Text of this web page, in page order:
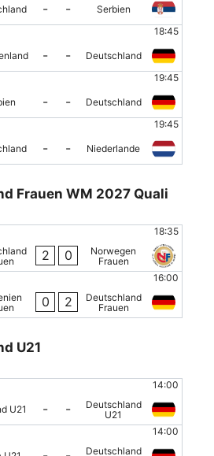
- -
Serbien
18:45
- -
Deutschland
19:45
- -
Deutschland
19:45
- - Niederlande
Frauen WM 2027 Quali
18:35
2 0
Norwegen
Frauen
16:00
0 2
Deutschland
Frauen
U21
14:00
U21 - -
Deutschland
U21
14:00
Deutschland